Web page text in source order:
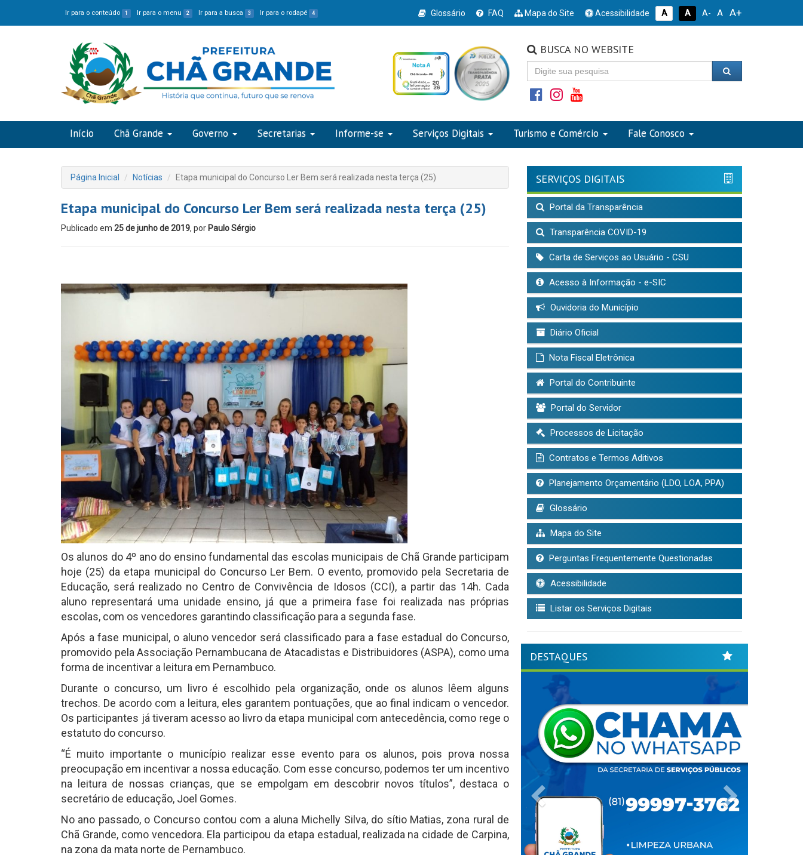
Ir para o conteúdo 1 Ir para o menu 2 Ir para a busca 3 Ir para o rodapé 4 Glossário FAQ Mapa do Site Acessibilidade A A A- A A+
BUSCA NO WEBSITE
Início Chã Grande Governo Secretarias Informe-se Serviços Digitais Turismo e Comércio Fale Conosco
Página Inicial Notícias Etapa municipal do Concurso Ler Bem será realizada nesta terça (25)
Etapa municipal do Concurso Ler Bem será realizada nesta terça (25)
Publicado em 25 de junho de 2019, por Paulo Sérgio
Os alunos do 4º ano do ensino fundamental das escolas municipais de Chã Grande participam
hoje (25) da etapa municipal do Concurso Ler Bem. O evento, promovido pela Secretaria de
Educação, será realizado no Centro de Convivência de Idosos (CCI), a partir das 14h. Cada
aluno representará uma unidade ensino, já que a primeira fase foi realizada nas próprias
escolas, com os vencedores garantindo classificação para a segunda fase.
Após a fase municipal, o aluno vencedor será classificado para a fase estadual do Concurso,
promovido pela Associação Pernambucana de Atacadistas e Distribuidores (ASPA), como uma
forma de incentivar a leitura em Pernambuco.
Durante o concurso, um livro é escolhido pela organização, onde os alunos lêem alguns
trechos. De acordo com a leitura, eles garantem pontuações, que ao final indicam o vencedor.
Os participantes já tiveram acesso ao livro da etapa municipal com antecedência, como rege o
estatuto do concurso.
“É muito importante o município realizar esse evento para os alunos, pois prova nossa
preocupação em incentivar a nossa educação. Com esse concurso, podemos ter um incentivo
na leitura de nossas crianças, que se empolgam em descobrir novos títulos”, destaca o
secretário de educação, Joel Gomes.
No ano passado, o Concurso contou com a aluna Michelly Silva, do sítio Matias, zona rural de
Chã Grande, como vencedora. Ela participou da etapa estadual, realizada na cidade de Carpina,
na zona da mata norte de Pernambuco.
SERVIÇOS DIGITAIS
Portal da Transparência
Transparência COVID-19
Carta de Serviços ao Usuário - CSU
Acesso à Informação - e-SIC
Ouvidoria do Município
Diário Oficial
Nota Fiscal Eletrônica
Portal do Contribuinte
Portal do Servidor
Processos de Licitação
Contratos e Termos Aditivos
Planejamento Orçamentário (LDO, LOA, PPA)
Glossário
Mapa do Site
Perguntas Frequentemente Questionadas
Acessibilidade
Listar os Serviços Digitais
DESTAQUES
Previous